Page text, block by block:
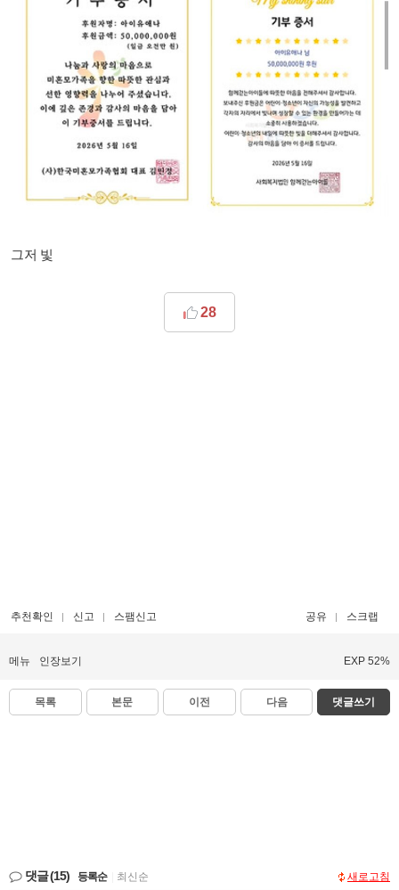
그저 빛
28
추천확인 신고 스팸신고 공유 스크랩
메뉴 인장보기 EXP 52%
목록 본문 이전 다음 댓글쓰기
댓글(15) 등록순 최신순 새로고침